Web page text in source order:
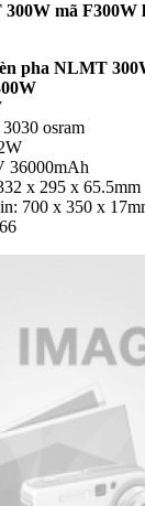
mã F300W
pha NLMT
osram
36000mAh
x 295 x 65.5mm
700 x 350 x